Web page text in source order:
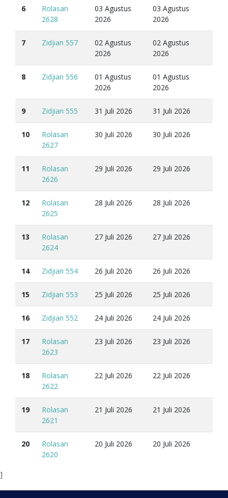
6
Rolasan
2628
03 Agustus
2026
03 Agustus
2026
7 Zidjian 557
02 Agustus
2026
02 Agustus
2026
8 Zidjian 556
01 Agustus
2026
01 Agustus
2026
9 Zidjian 555 31 Juli 2026 31 Juli 2026
10
Rolasan
2627
30 Juli 2026 30 Juli 2026
11
Rolasan
2626
29 Juli 2026 29 Juli 2026
12
Rolasan
2625
28 Juli 2026 28 Juli 2026
13
Rolasan
2624
27 Juli 2026 27 Juli 2026
14 Zidjian 554 26 Juli 2026 26 Juli 2026
15 Zidjian 553 25 Juli 2026 25 Juli 2026
16 Zidjian 552 24 Juli 2026 24 Juli 2026
17
Rolasan
2623
23 Juli 2026 23 Juli 2026
18
Rolasan
2622
22 Juli 2026 22 Juli 2026
19
Rolasan
2621
21 Juli 2026 21 Juli 2026
20
Rolasan
2620
20 Juli 2026 20 Juli 2026
]